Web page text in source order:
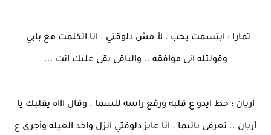
تمارا : ابتسمت بحب . لأ مش دلوقتي . انا اتكلمت مع بابي .
وقولتله انى موافقه .. والباقى بقى عليك انت ...
آريان : حط ايدو ع قلبه ورفع راسه للسما . وقال اااه يقلبك يا
آريان .. تعرفى ياتيما . انا عايز دلوقتي انزل واخد العيله وأجرى ع